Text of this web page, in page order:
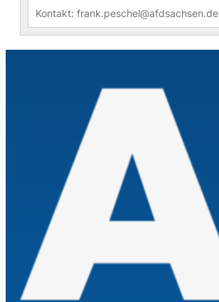
Kontakt: frank.peschel@afdsachsen.de